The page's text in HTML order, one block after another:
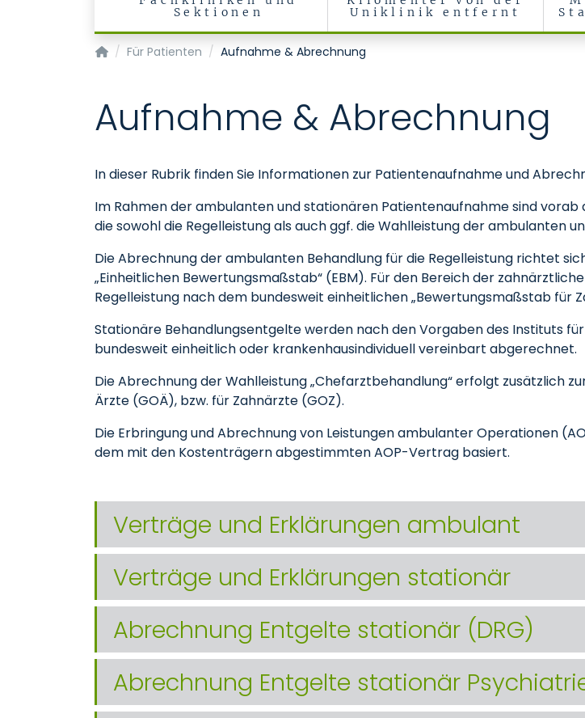
Sektionen
Uniklinik entfernt
Franziskus
Für Patienten Aufnahme & Abrechnung
Aufnahme & Abrechnung
In dieser Rubrik finden Sie Informationen zur Patientenaufnahme und
Im Rahmen der ambulanten und stationären Patientenaufnahme sind
die sowohl die Regelleistung als auch ggf. die Wahlleistung der ambulanten
Die Abrechnung der ambulanten Behandlung für die Regelleistung richtet
„Einheitlichen Bewertungsmaßstab“ (EBM). Für den Bereich der
Regelleistung nach dem bundesweit einheitlichen „Bewertungsmaßstab für
Stationäre Behandlungsentgelte werden nach den Vorgaben des Instituts
bundesweit einheitlich oder krankenhausindividuell vereinbart abgerechnet.
Die Abrechnung der Wahlleistung „Chefarztbehandlung“ erfolgt zusätzlich
Ärzte (GOÄ), bzw. für Zahnärzte (GOZ).
Die Erbringung und Abrechnung von Leistungen ambulanter Operationen
dem mit den Kostenträgern abgestimmten AOP-Vertrag basiert.
Verträge und Erklärungen ambulant
Verträge und Erklärungen stationär
Abrechnung Entgelte stationär (DRG)
Abrechnung Entgelte stationär